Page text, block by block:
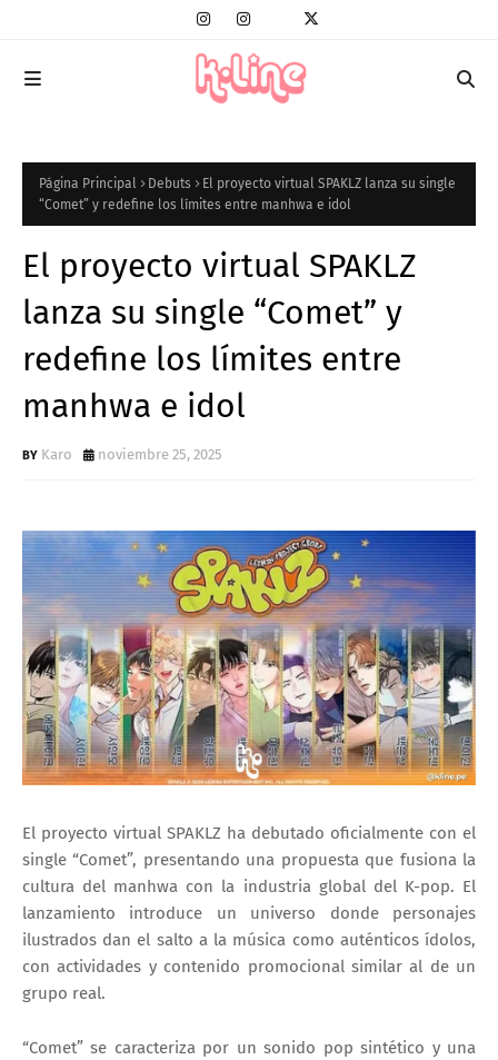
Página Principal Debuts
El proyecto virtual SPAKLZ lanza su single
“Comet” y redefine los límites entre manhwa e idol
El proyecto virtual SPAKLZ
lanza su single “Comet” y
redefine los límites entre
manhwa e idol
Karo noviembre 25, 2025
El proyecto virtual SPAKLZ ha debutado oficialmente con el
single “Comet”, presentando una propuesta que fusiona la
cultura del manhwa con la industria global del K-pop. El
lanzamiento introduce un universo donde personajes
ilustrados dan el salto a la música como auténticos ídolos,
con actividades y contenido promocional similar al de un
grupo real.
“Comet” se caracteriza por un sonido pop sintético y una